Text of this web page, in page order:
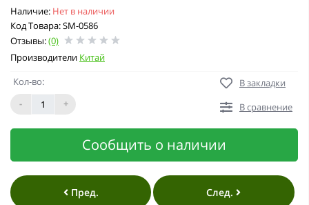
Наличие: Нет в наличии
Код Товара: SM-0586
Отзывы:(0)
Производители Китай
Кол-во:
-
+
В закладки
В сравнение
Сообщить о наличии
Пред. След.